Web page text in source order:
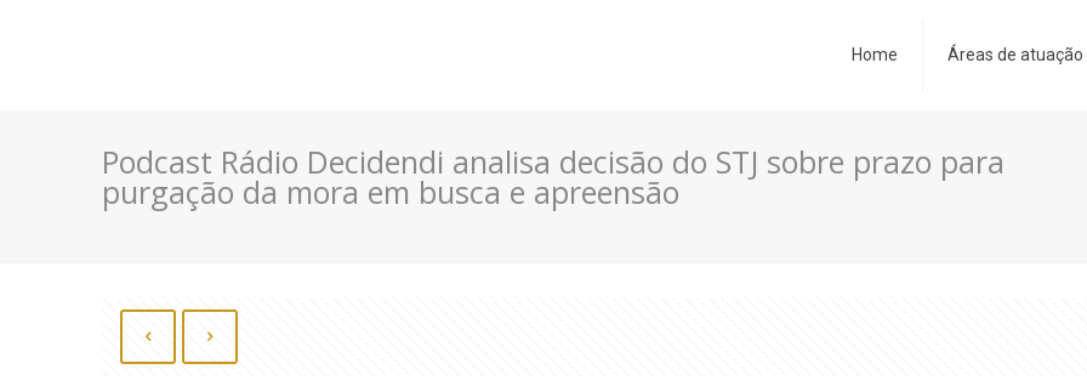
Home Áreas de atuação
Podcast Rádio Decidendi analisa decisão do STJ sobre prazo para
purgação da mora em busca e apreensão